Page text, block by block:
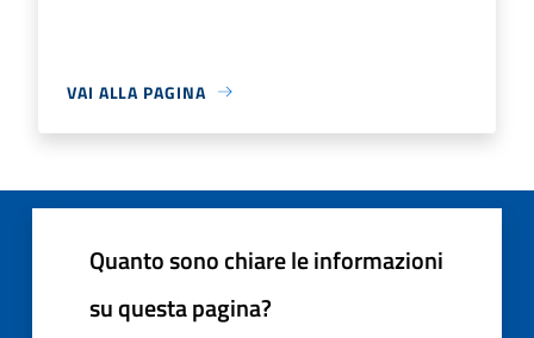
VAI ALLA PAGINA
Quanto sono chiare le informazioni
su questa pagina?